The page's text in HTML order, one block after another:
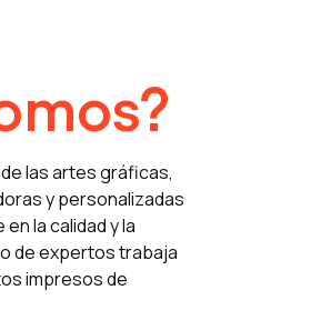
las artes gráficas,
y personalizadas
la calidad y la
de expertos trabaja
impresos de